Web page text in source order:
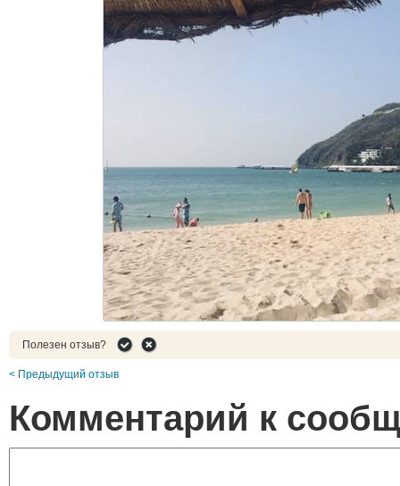
Полезен отзыв?
< Предыдущий отзыв
Комментарий к